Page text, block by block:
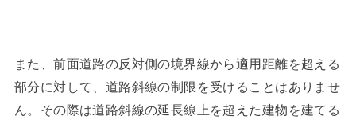
また、前面道路の反対側の境界線から適用距離を超える
部分に対して、道路斜線の制限を受けることはありませ
ん。その際は道路斜線の延長線上を超えた建物を建てる